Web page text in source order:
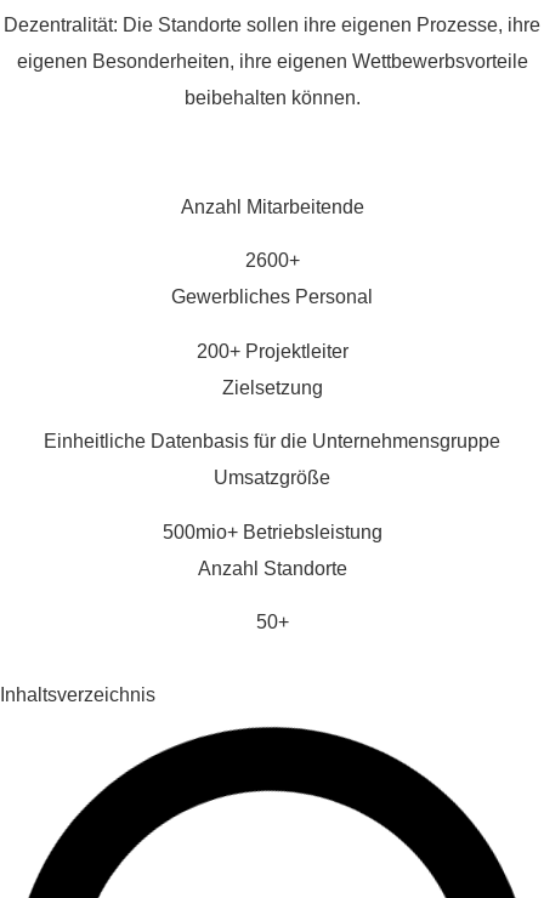
Dezentralität: Die Standorte sollen ihre eigenen Prozesse, ihre
eigenen Besonderheiten, ihre eigenen Wettbewerbsvorteile
beibehalten können.
Anzahl Mitarbeitende
2600+
Gewerbliches Personal
200+ Projektleiter
Zielsetzung
Einheitliche Datenbasis für die Unternehmensgruppe
Umsatzgröße
500mio+ Betriebsleistung
Anzahl Standorte
50+
Inhaltsverzeichnis